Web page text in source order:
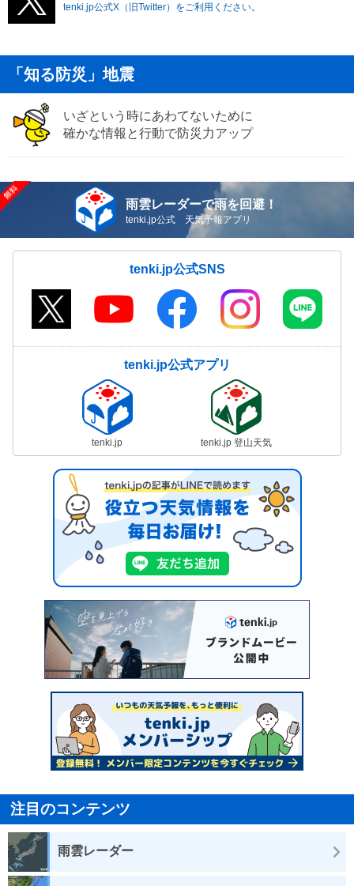
tenki.jp公式X（旧Twitter）をご利用ください。
「知る防災」地震
いざという時にあわてないために
確かな情報と行動で防災力アップ
雨雲レーダーで雨を回避！
tenki.jp公式 天気予報アプリ
tenki.jp公式SNS
tenki.jp公式アプリ
tenki.jp tenki.jp 登山天気
注目のコンテンツ
雨雲レーダー